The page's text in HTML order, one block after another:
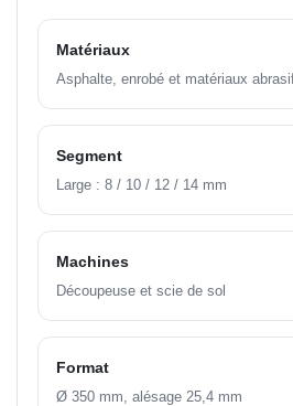
Matériaux
Asphalte, enrobé et matériaux
Segment
Large : 8 / 10 / 12 / 14 mm
Machines
Découpeuse et scie de sol
Format
Ø 350 mm, alésage 25,4 mm